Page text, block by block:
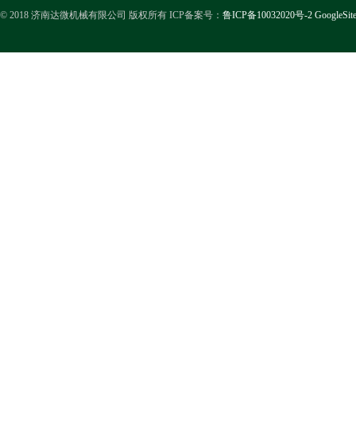
© 2018 济南达微机械有限公司 版权所有 ICP备案号： 鲁ICP备10032020号-2